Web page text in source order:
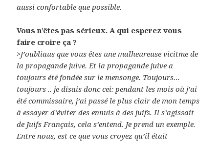
aussi confortable que possible.
Vous n’êtes pas sérieux. A qui esperez vous
faire croire ça ?
>J’oubliaus que vous êtes une malheureuse vicitme de
la propagande juive. Et la propagande juive a
toujours été fondée sur le mensonge. Toujours…
toujours .. je disais donc cei: pendant les mois où j’ai
été commissaire, j’ai passé le plus clair de mon temps
à essayer d’éviter des ennuis à des juifs. Il s’agissait
de Juifs Français, cela s’entend. Je prend un exemple.
Entre nous, est ce que vous croyez qu’il était